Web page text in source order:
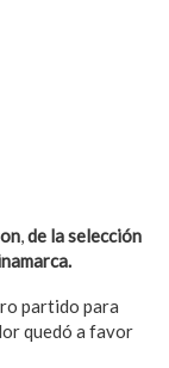
,de la selección
partido para
quedó a favor